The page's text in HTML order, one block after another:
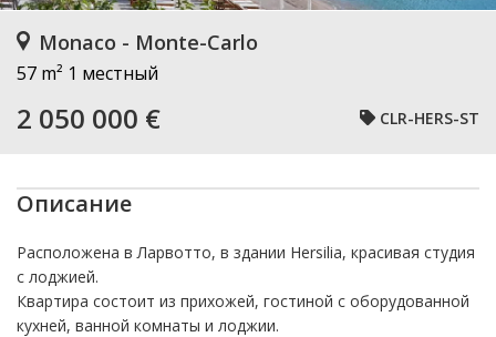
Monaco - Monte-Carlo
57 m² 1 местный
2 050 000 € CLR-HERS-ST
Описание
Расположена в Ларвотто, в здании Hersilia, красивая студия
с лоджией.
Квартира состоит из прихожей, гостиной с оборудованной
кухней, ванной комнаты и лоджии.